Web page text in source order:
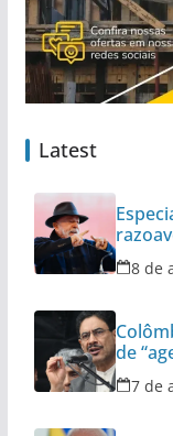
Latest
8 de
de
7 de